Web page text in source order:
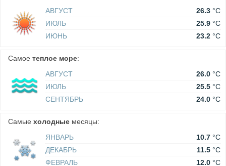
АВГУСТ
26.3 °C
ИЮЛЬ
25.9 °C
ИЮНЬ
23.2 °C
Самое теплое море:
АВГУСТ
26.0 °C
ИЮЛЬ
25.5 °C
СЕНТЯБРЬ
24.0 °C
Самые холодные месяцы:
ЯНВАРЬ
10.7 °C
ДЕКАБРЬ
11.5 °C
ФЕВРАЛЬ
12.0 °C